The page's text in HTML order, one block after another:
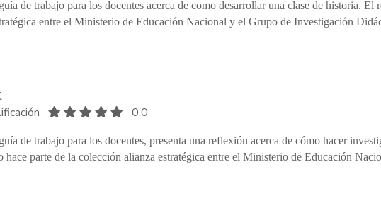
de trabajo para los docentes acerca de como desarrollar una clase de historia. El
entre el Ministerio de Educación Nacional y el Grupo de Investigación
0,0
de trabajo para los docentes, presenta una reflexión acerca de cómo hacer
hace parte de la colección alianza estratégica entre el Ministerio de Educación